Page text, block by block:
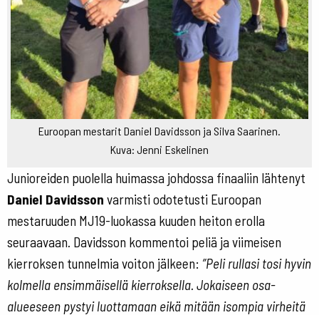
Euroopan mestarit Daniel Davidsson ja Silva Saarinen.
Kuva: Jenni Eskelinen
Junioreiden puolella huimassa johdossa finaaliin lähtenyt
Daniel Davidsson varmisti odotetusti Euroopan
mestaruuden MJ19-luokassa kuuden heiton erolla
seuraavaan Davidsson kommentoi peliä ja viimeisen
kierroksen tunnelmia voiton jälkeen: ”Peli rullasi tosi hyvin
kolmella ensimmäisellä kierroksella. Jokaiseen osa-
alueeseen pystyi luottamaan eikä mitään isompia virheitä